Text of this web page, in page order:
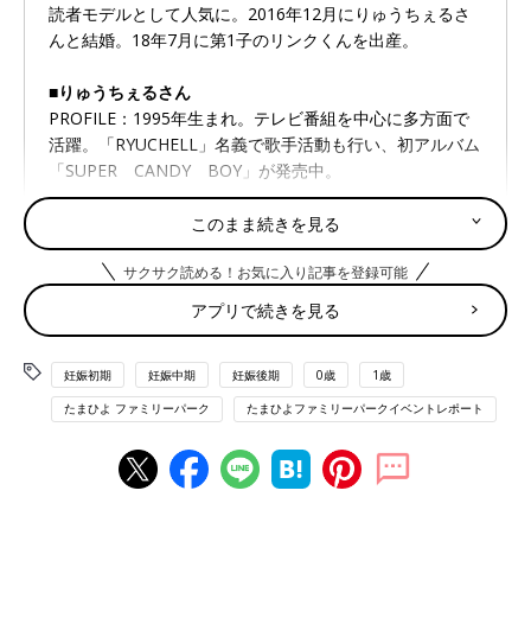
読者モデルとして人気に。2016年12月にりゅうちぇるさ
んと結婚。18年7月に第1子のリンクくんを出産。
■りゅうちぇるさん
PROFILE：1995年生まれ。テレビ番組を中心に多方面で
活躍。「RYUCHELL」名義で歌手活動も行い、初アルバム
「SUPER CANDY BOY」が発売中。
しまじろうスペシャルダンスショー
「こどもちゃれんじ」でおなじみのしまじろうと仲間たちの楽し
いショーです。一緒に歌ったり、踊ったりできるものばかり♪
しまじろうたちと一緒に盛り上がろう！
※観覧席数に限りがございます。
このまま続きを見る
サクサク読める！お気に入り記事を登録可能
アプリで続きを見る
妊娠初期 妊娠中期 妊娠後期 0歳 1歳
たまひよ ファミリーパーク たまひよファミリーパークイベントレポート